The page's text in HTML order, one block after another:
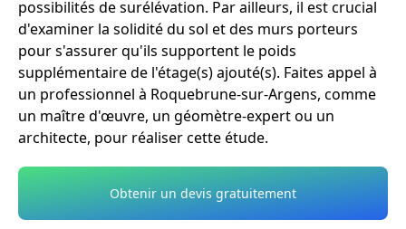
possibilités de surélévation. Par ailleurs, il est crucial
d'examiner la solidité du sol et des murs porteurs
pour s'assurer qu'ils supportent le poids
supplémentaire de l'étage(s) ajouté(s). Faites appel à
un professionnel à Roquebrune-sur-Argens, comme
un maître d'œuvre, un géomètre-expert ou un
architecte, pour réaliser cette étude.
Obtenir un devis gratuitement